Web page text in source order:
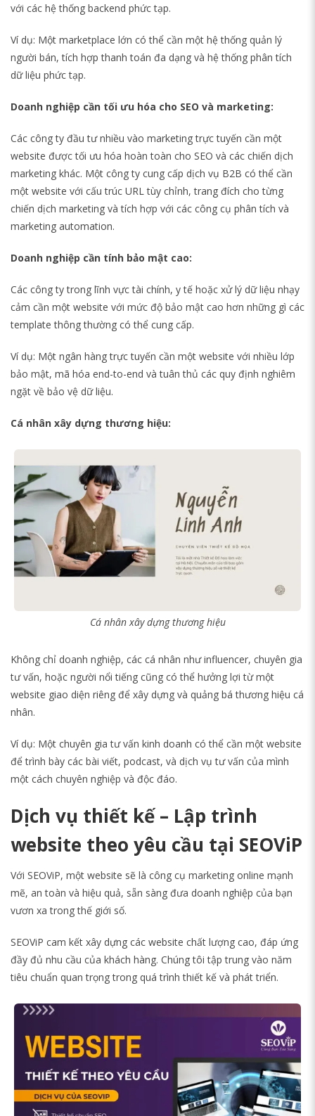
với các hệ thống backend phức tạp.
Ví dụ: Một marketplace lớn có thể cần một hệ thống quản lý
người bán, tích hợp thanh toán đa dạng và hệ thống phân tích
dữ liệu phức tạp.
Doanh nghiệp cần tối ưu hóa cho SEO và marketing:
Các công ty đầu tư nhiều vào marketing trực tuyến cần một
website được tối ưu hóa hoàn toàn cho SEO và các chiến dịch
marketing khác. Một công ty cung cấp dịch vụ B2B có thể cần
một website với cấu trúc URL tùy chỉnh, trang đích cho từng
chiến dịch marketing và tích hợp với các công cụ phân tích và
marketing automation.
Doanh nghiệp cần tính bảo mật cao:
Các công ty trong lĩnh vực tài chính, y tế hoặc xử lý dữ liệu nhạy
cảm cần một website với mức độ bảo mật cao hơn những gì các
template thông thường có thể cung cấp.
Ví dụ: Một ngân hàng trực tuyến cần một website với nhiều lớp
bảo mật, mã hóa end-to-end và tuân thủ các quy định nghiêm
ngặt về bảo vệ dữ liệu.
Cá nhân xây dựng thương hiệu:
Cá nhân xây dựng thương hiệu
Không chỉ doanh nghiệp, các cá nhân như influencer, chuyên gia
tư vấn, hoặc người nổi tiếng cũng có thể hưởng lợi từ một
website giao diện riêng để xây dựng và quảng bá thương hiệu cá
nhân.
Ví dụ: Một chuyên gia tư vấn kinh doanh có thể cần một website
để trình bày các bài viết, podcast, và dịch vụ tư vấn của mình
một cách chuyên nghiệp và độc đáo.
Dịch vụ thiết kế – Lập trình
website theo yêu cầu tại SEOViP
Với SEOViP, một website sẽ là công cụ marketing online mạnh
mẽ, an toàn và hiệu quả, sẵn sàng đưa doanh nghiệp của bạn
vươn xa trong thế giới số.
SEOViP cam kết xây dựng các website chất lượng cao, đáp ứng
đầy đủ nhu cầu của khách hàng. Chúng tôi tập trung vào năm
tiêu chuẩn quan trọng trong quá trình thiết kế và phát triển.